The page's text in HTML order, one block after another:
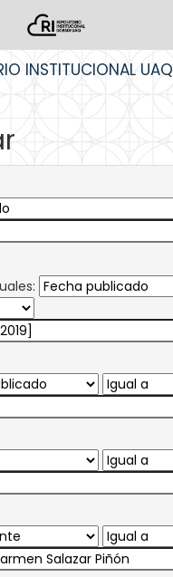
INSTITUCIONAL UAQ